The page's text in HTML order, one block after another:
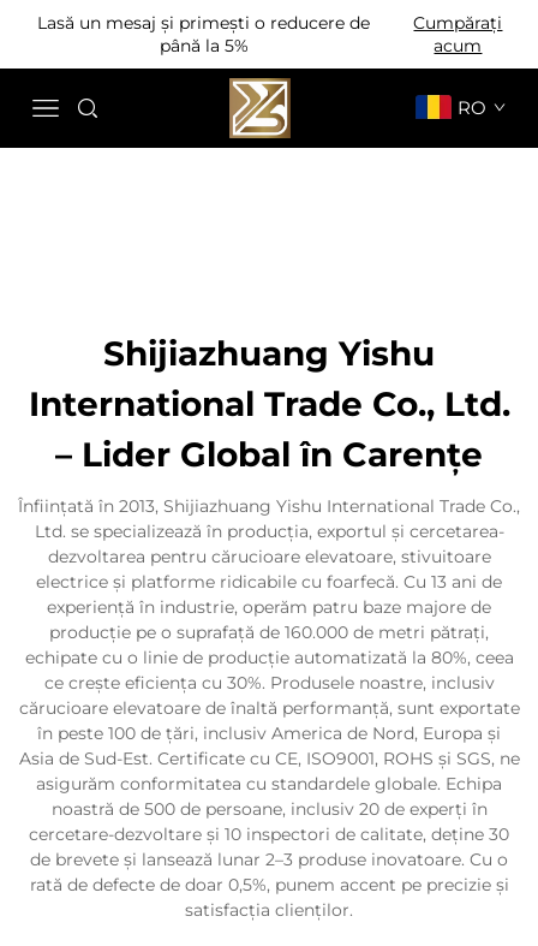
Lasă un mesaj și primești o reducere de
până la 5%
Cumpărați
acum
RO
Shijiazhuang Yishu
International Trade Co., Ltd.
– Lider Global în Carențe
Înființată în 2013, Shijiazhuang Yishu International Trade Co.,
Ltd. se specializează în producția, exportul și cercetarea-
dezvoltarea pentru cărucioare elevatoare, stivuitoare
electrice și platforme ridicabile cu foarfecă. Cu 13 ani de
experiență în industrie, operăm patru baze majore de
producție pe o suprafață de 160.000 de metri pătrați,
echipate cu o linie de producție automatizată la 80%, ceea
ce crește eficiența cu 30%. Produsele noastre, inclusiv
cărucioare elevatoare de înaltă performanță, sunt exportate
în peste 100 de țări, inclusiv America de Nord, Europa și
Asia de Sud-Est. Certificate cu CE, ISO9001, ROHS și SGS, ne
asigurăm conformitatea cu standardele globale. Echipa
noastră de 500 de persoane, inclusiv 20 de experți în
cercetare-dezvoltare și 10 inspectori de calitate, deține 30
de brevete și lansează lunar 2–3 produse inovatoare. Cu o
rată de defecte de doar 0,5%, punem accent pe precizie și
satisfacția clienților.